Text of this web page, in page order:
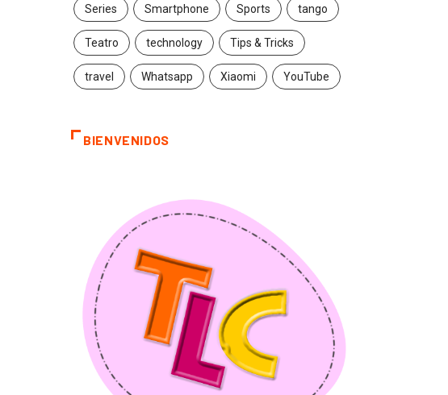
Series Smartphone Sports tango
Teatro technology Tips & Tricks
travel Whatsapp Xiaomi YouTube
BIENVENIDOS